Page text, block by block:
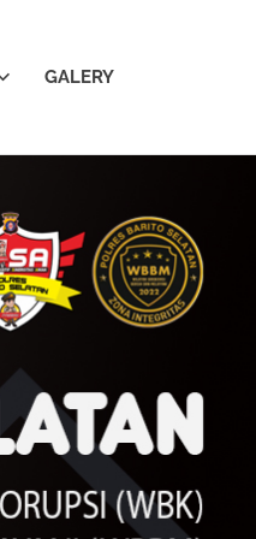
GALERY